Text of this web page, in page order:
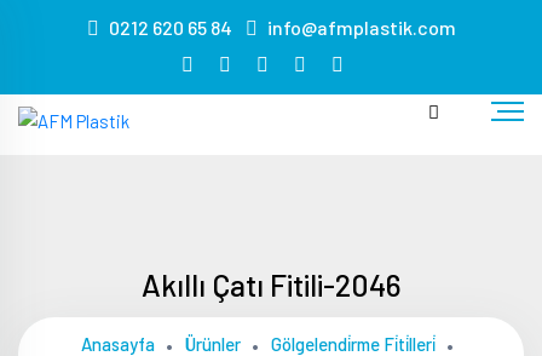
kiralama
masa
0212 620 65 84 info@afmplastik.com
Akıllı Çatı Fitili-2046
Anasayfa Ürünler
Gölgelendi̇rme Fi̇ti̇lleri̇